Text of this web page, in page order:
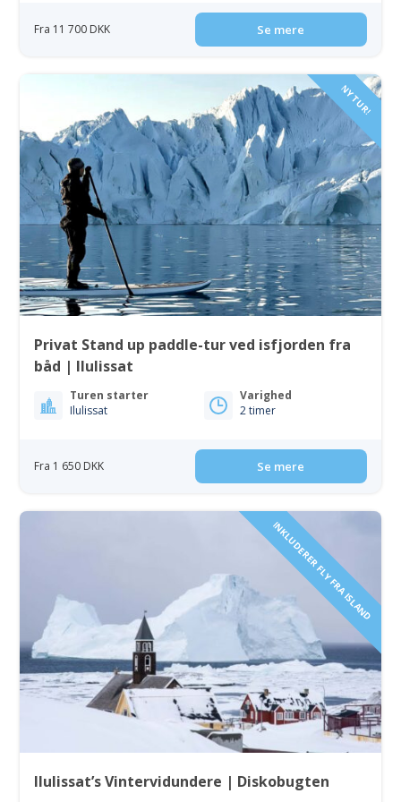
Fra 11 700 DKK Se mere
NY TUR!
Privat Stand up paddle-tur ved isfjorden fra
båd | Ilulissat
Turen starter
Ilulissat
Varighed
2 timer
Fra 1 650 DKK Se mere
INKLUDERER FLY FRA ISLAND
Ilulissat’s Vintervidundere | Diskobugten